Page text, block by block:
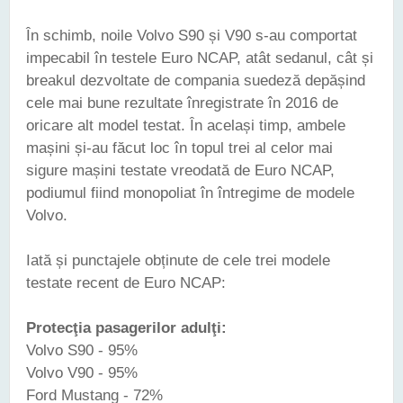
În schimb, noile Volvo S90 și V90 s-au comportat
impecabil în testele Euro NCAP, atât sedanul, cât și
breakul dezvoltate de compania suedeză depășind
cele mai bune rezultate înregistrate în 2016 de
oricare alt model testat. În același timp, ambele
mașini și-au făcut loc în topul trei al celor mai
sigure mașini testate vreodată de Euro NCAP,
podiumul fiind monopoliat în întregime de modele
Volvo.
Iată și punctajele obținute de cele trei modele
testate recent de Euro NCAP:
Protecţia pasagerilor adulţi:
Volvo S90 - 95%
Volvo V90 - 95%
Ford Mustang - 72%